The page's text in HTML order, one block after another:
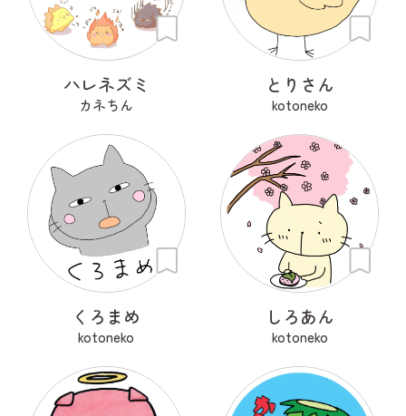
ハレネズミ
カネちん
とりさん
kotoneko
くろまめ
kotoneko
しろあん
kotoneko